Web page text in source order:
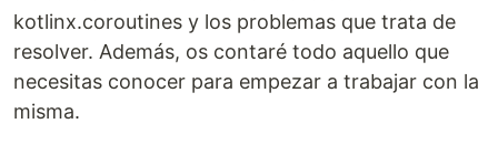
kotlinx.coroutines y los problemas que trata de
resolver. Además, os contaré todo aquello que
necesitas conocer para empezar a trabajar con la
misma.